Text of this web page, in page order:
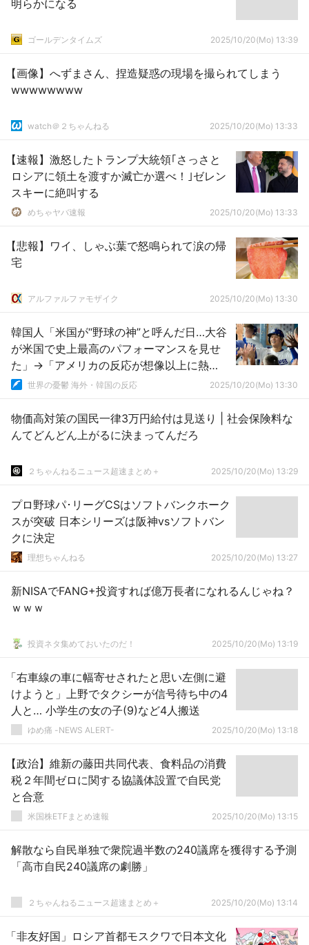
明らかになる
ゴールデンタイムズ 2025/10/20(Mo) 13:39
【画像】へずまさん、捏造疑惑の現場を撮られてしまう
wwwwwwww
watch＠２ちゃんねる 2025/10/20(Mo) 13:33
【速報】激怒したトランプ大統領｢さっさと
ロシアに領土を渡すか滅亡か選べ！｣ゼレン
スキーに絶叫する
めちゃヤバ速報 2025/10/20(Mo) 13:33
【悲報】ワイ、しゃぶ葉で怒鳴られて涙の帰
宅
アルファルファモザイク 2025/10/20(Mo) 13:30
韓国人「米国が“野球の神”と呼んだ日…大谷
が米国で史上最高のパフォーマンスを見せ
た」→「アメリカの反応が想像以上に熱
い…」世界の憂鬱 海外・韓国の反応 2025/10/20(Mo) 13:30
物価高対策の国民一律3万円給付は見送り | 社会保険料な
んてどんどん上がるに決まってんだろ
２ちゃんねるニュース超速まとめ＋ 2025/10/20(Mo) 13:29
プロ野球パ･リーグCSはソフトバンクホーク
スが突破 日本シリーズは阪神vsソフトバン
クに決定
理想ちゃんねる 2025/10/20(Mo) 13:27
新NISAでFANG+投資すれば億万長者になれるんじゃね？
ｗｗｗ
投資ネタ集めておいたのだ！ 2025/10/20(Mo) 13:19
「右車線の車に幅寄せされたと思い左側に避
けようと」上野でタクシーが信号待ち中の4
人と… 小学生の女の子(9)など4人搬送
ゆめ痛 -NEWS ALERT- 2025/10/20(Mo) 13:18
【政治】維新の藤田共同代表、食料品の消費
税２年間ゼロに関する協議体設置で自民党
と合意
米国株ETFまとめ速報 2025/10/20(Mo) 13:15
解散なら自民単独で衆院過半数の240議席を獲得する予測
「高市自民240議席の劇勝」
２ちゃんねるニュース超速まとめ＋ 2025/10/20(Mo) 13:14
「非友好国」ロシア首都モスクワで日本文化